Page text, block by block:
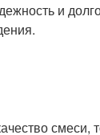
и
смеси,